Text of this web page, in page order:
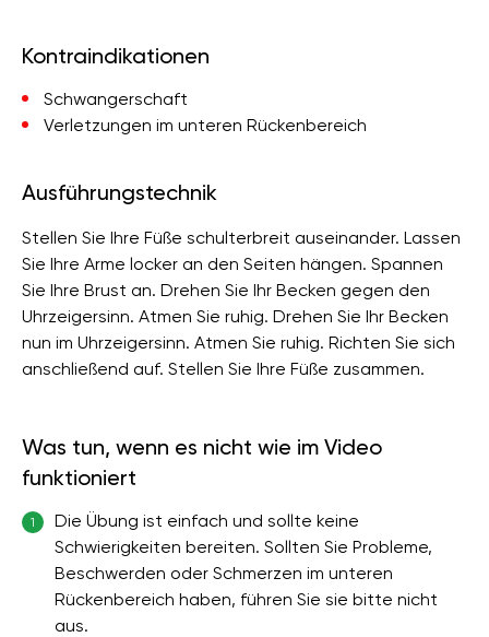
Kontraindikationen
Schwangerschaft
Verletzungen im unteren Rückenbereich
Ausführungstechnik
Stellen Sie Ihre Füße schulterbreit auseinander. Lassen
Sie Ihre Arme locker an den Seiten hängen. Spannen
Sie Ihre Brust an. Drehen Sie Ihr Becken gegen den
Uhrzeigersinn. Atmen Sie ruhig. Drehen Sie Ihr Becken
nun im Uhrzeigersinn. Atmen Sie ruhig. Richten Sie sich
anschließend auf. Stellen Sie Ihre Füße zusammen.
Was tun, wenn es nicht wie im Video
funktioniert
1
Die Übung ist einfach und sollte keine
Schwierigkeiten bereiten. Sollten Sie Probleme,
Beschwerden oder Schmerzen im unteren
Rückenbereich haben, führen Sie sie bitte nicht
aus.